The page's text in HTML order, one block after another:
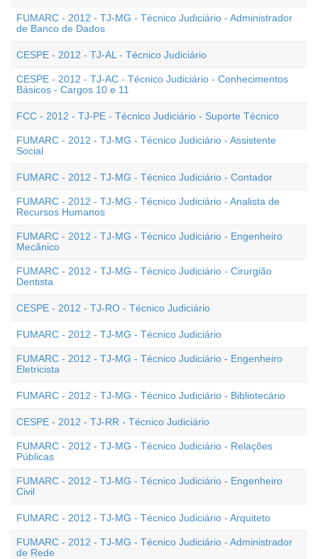
FUMARC - 2012 - TJ-MG - Técnico Judiciário - Administrador
de Banco de Dados
CESPE - 2012 - TJ-AL - Técnico Judiciário
CESPE - 2012 - TJ-AC - Técnico Judiciário - Conhecimentos
Básicos - Cargos 10 e 11
FCC - 2012 - TJ-PE - Técnico Judiciário - Suporte Técnico
FUMARC - 2012 - TJ-MG - Técnico Judiciário - Assistente
Social
FUMARC - 2012 - TJ-MG - Técnico Judiciário - Contador
FUMARC - 2012 - TJ-MG - Técnico Judiciário - Analista de
Recursos Humanos
FUMARC - 2012 - TJ-MG - Técnico Judiciário - Engenheiro
Mecânico
FUMARC - 2012 - TJ-MG - Técnico Judiciário - Cirurgião
Dentista
CESPE - 2012 - TJ-RO - Técnico Judiciário
FUMARC - 2012 - TJ-MG - Técnico Judiciário
FUMARC - 2012 - TJ-MG - Técnico Judiciário - Engenheiro
Eletricista
FUMARC - 2012 - TJ-MG - Técnico Judiciário - Bibliotecário
CESPE - 2012 - TJ-RR - Técnico Judiciário
FUMARC - 2012 - TJ-MG - Técnico Judiciário - Relações
Públicas
FUMARC - 2012 - TJ-MG - Técnico Judiciário - Engenheiro
Civil
FUMARC - 2012 - TJ-MG - Técnico Judiciário - Arquiteto
FUMARC - 2012 - TJ-MG - Técnico Judiciário - Administrador
de Rede